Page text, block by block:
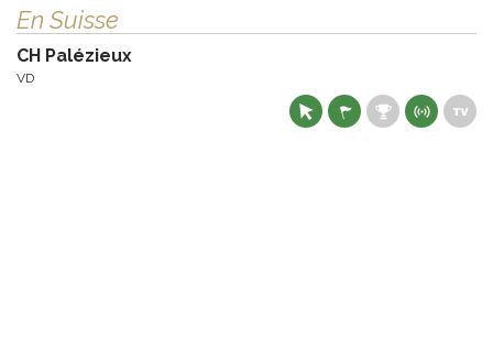
En Suisse
CH Palézieux
VD